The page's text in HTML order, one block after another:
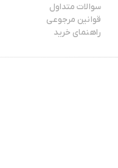
سوالات متداول
قوانین مرجوعی
راهنمای خرید